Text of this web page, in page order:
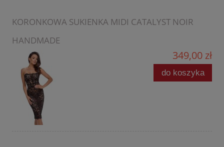
KORONKOWA SUKIENKA MIDI CATALYST NOIR
HANDMADE
349,00 zł
do koszyka